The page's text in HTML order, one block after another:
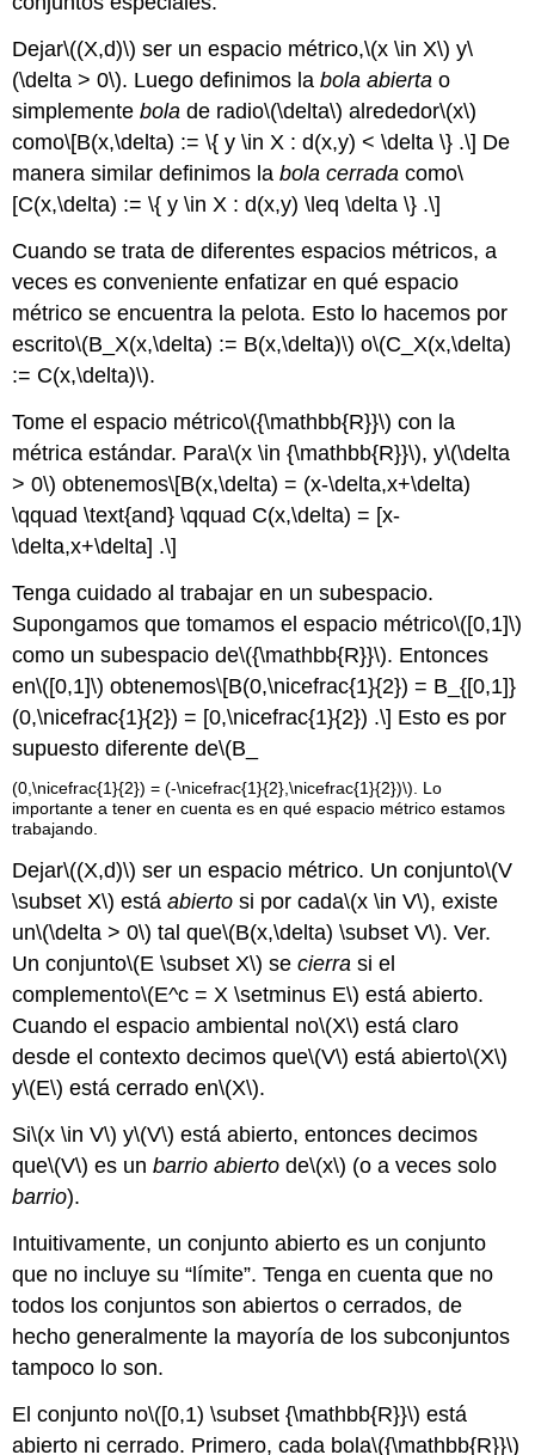
Dejar\((X,d)\) ser un espacio métrico,\(x \in X\) y\
(\delta > 0\). Luego definimos labola abierta o
simplementebola de radio\(\delta\) alrededor\(x\)
como\[B(x,\delta) := \{ y \in X : d(x,y) < \delta \} .\] De
manera similar definimos labola cerrada como\
[C(x,\delta) := \{ y \in X : d(x,y) \leq \delta \} .\]
Cuando se trata de diferentes espacios métricos, a
veces es conveniente enfatizar en qué espacio
métrico se encuentra la pelota. Esto lo hacemos por
escrito\(B_X(x,\delta) := B(x,\delta)\) o\(C_X(x,\delta)
:= C(x,\delta)\).
Tome el espacio métrico\({\mathbb{R}}\) con la
métrica estándar. Para\(x \in {\mathbb{R}}\), y\(\delta
> 0\) obtenemos\[B(x,\delta) = (x-\delta,x+\delta)
\qquad \text{and} \qquad C(x,\delta) = [x-
\delta,x+\delta] .\]
Tenga cuidado al trabajar en un subespacio.
Supongamos que tomamos el espacio métrico\([0,1]\)
como un subespacio de\({\mathbb{R}}\). Entonces
en\([0,1]\) obtenemos\[B(0,\nicefrac{1}{2}) = B_{[0,1]}
(0,\nicefrac{1}{2}) = [0,\nicefrac{1}{2}) .\] Esto es por
supuesto diferente de\(B_
(0,\nicefrac{1}{2}) = (-\nicefrac{1}{2},\nicefrac{1}{2})\). Lo
importante a tener en cuenta es en qué espacio métrico estamos
trabajando.
Dejar\((X,d)\) ser un espacio métrico. Un conjunto\(V
\subset X\) estáabierto si por cada\(x \in V\), existe
un\(\delta > 0\) tal que\(B(x,\delta) \subset V\). Ver.
Un conjunto\(E \subset X\) secierra si el
complemento\(E^c = X \setminus E\) está abierto.
Cuando el espacio ambiental no\(X\) está claro
desde el contexto decimos que\(V\) está abierto\(X\)
y\(E\) está cerrado en\(X\).
Si\(x \in V\) y\(V\) está abierto, entonces decimos
que\(V\) es unbarrio abierto de\(x\) (o a veces solo
barrio).
Intuitivamente, un conjunto abierto es un conjunto
que no incluye su “límite”. Tenga en cuenta que no
todos los conjuntos son abiertos o cerrados, de
hecho generalmente la mayoría de los subconjuntos
tampoco lo son.
El conjunto no\([0,1) \subset {\mathbb{R}}\) está
abierto ni cerrado. Primero, cada bola\({\mathbb{R}}\)